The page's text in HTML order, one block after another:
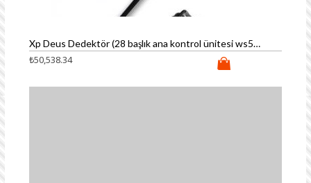
Xp Deus Dedektör (28 başlık ana kontrol ünitesi ws5 kulaklık)
₺50,538.34